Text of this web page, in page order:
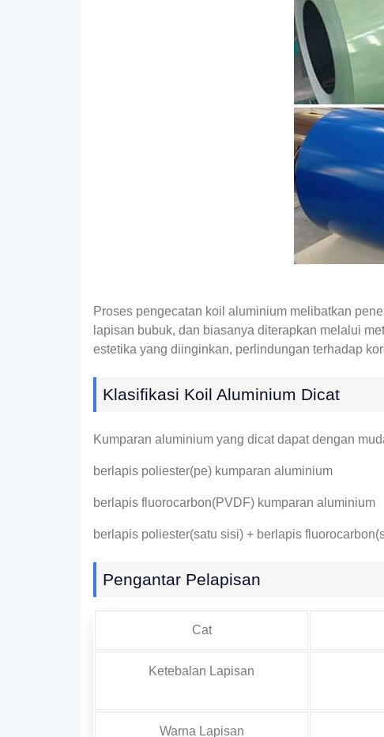
Proses pengecatan koil aluminium melibatkan
lapisan bubuk, dan biasanya diterapkan melalui
estetika yang diinginkan, perlindungan terhadap
Klasifikasi Koil Aluminium Dicat
Kumparan aluminium yang dicat dapat dengan
berlapis poliester(pe) kumparan aluminium
berlapis fluorocarbon(PVDF) kumparan aluminium
berlapis poliester(satu sisi) + berlapis
Pengantar Pelapisan
Cat
Ketebalan Lapisan
Warna Lapisan